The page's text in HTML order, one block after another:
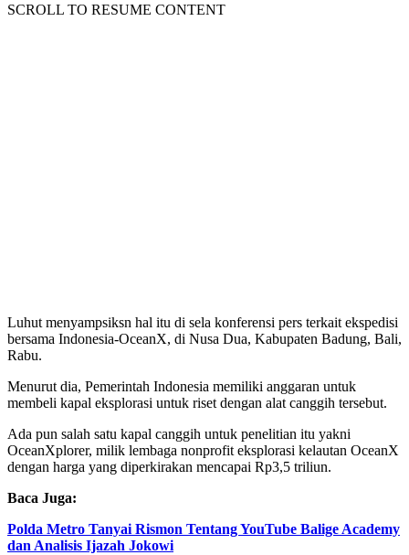
SCROLL TO RESUME CONTENT
Luhut menyampsiksn hal itu di sela konferensi pers terkait ekspedisi
bersama Indonesia-OceanX, di Nusa Dua, Kabupaten Badung, Bali,
Rabu.
Menurut dia, Pemerintah Indonesia memiliki anggaran untuk
membeli kapal eksplorasi untuk riset dengan alat canggih tersebut.
Ada pun salah satu kapal canggih untuk penelitian itu yakni
OceanXplorer, milik lembaga nonprofit eksplorasi kelautan OceanX
dengan harga yang diperkirakan mencapai Rp3,5 triliun.
Baca Juga:
Polda Metro Tanyai Rismon Tentang YouTube Balige Academy
dan Analisis Ijazah Jokowi